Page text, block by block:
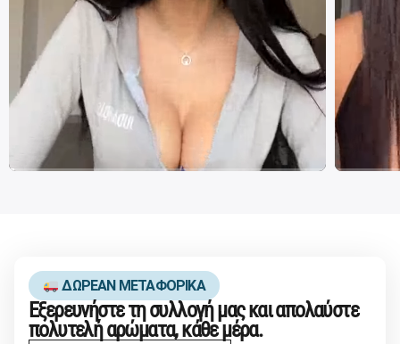
ΔΩΡΕΑΝ ΜΕΤΑΦΟΡΙΚΑ
Εξερευνήστε τη συλλογή μας και απολαύστε
πολυτελή αρώματα, κάθε μέρα.